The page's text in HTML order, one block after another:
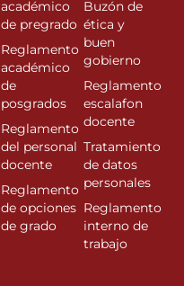
académico
de pregrado
Reglamento
académico
de
posgrados
Reglamento
del personal
docente
Reglamento
de opciones
de grado
Buzón de
ética y
buen
gobierno
Reglamento
escalafon
docente
Tratamiento
de datos
personales
Reglamento
interno de
trabajo